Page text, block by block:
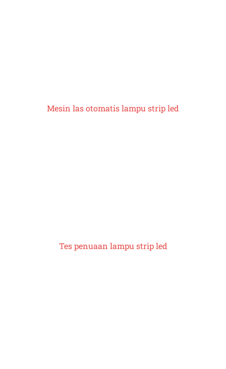
Mesin las otomatis lampu strip led
Tes penuaan lampu strip led